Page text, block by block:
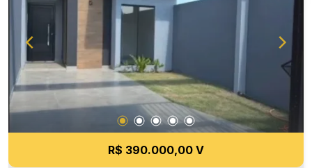
dos preços e imagens. Fotos meramente
ilustrativas.
R$ 390.000,00 V